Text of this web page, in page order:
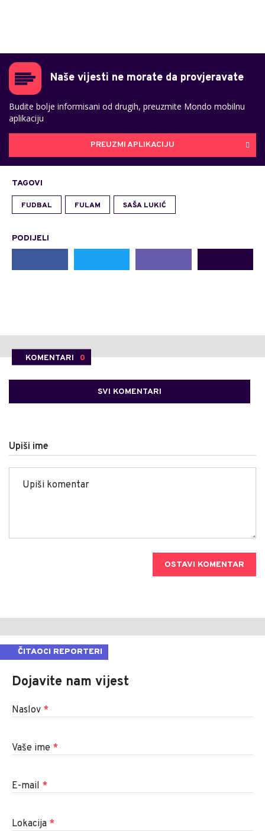
Naše vijesti ne morate da provjeravate
Budite bolje informisani od drugih, preuzmite Mondo mobilnu
aplikaciju
PREUZMI APLIKACIJU
TAGOVI
FUDBAL FULAM SAŠA LUKIĆ
PODIJELI
KOMENTARI 0
SVI KOMENTARI
Upiši ime
OSTAVI KOMENTAR
ČITAOCI REPORTERI
Dojavite nam vijest
Naslov *
Vaše ime *
E-mail *
Lokacija *